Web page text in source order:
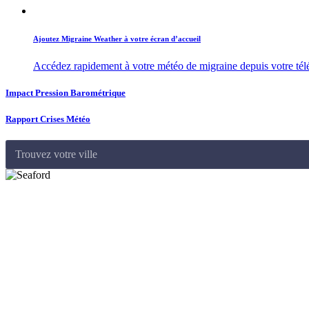
Ajoutez Migraine Weather à votre écran d’accueil
Accédez rapidement à votre météo de migraine depuis votre
Impact Pression Barométrique
Rapport Crises Météo
Trouvez votre ville